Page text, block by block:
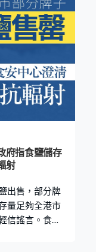
府指食鹽儲存
射
出售，部分牌
量足夠全港市
信謠言。食安